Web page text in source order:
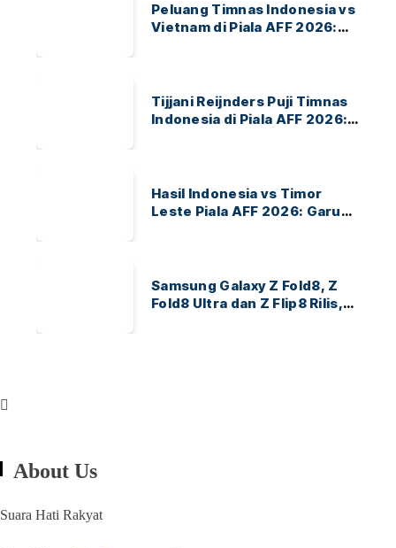
Peluang Timnas Indonesia vs
Vietnam di Piala AFF 2026:
Tijjani Reijnders Puji Timnas
Indonesia di Piala AFF 2026:
Hasil Indonesia vs Timor
Leste Piala AFF 2026: Garuda
Samsung Galaxy Z Fold8, Z
Fold8 Ultra dan Z Flip8 Rilis,
About Us
Suara Hati Rakyat